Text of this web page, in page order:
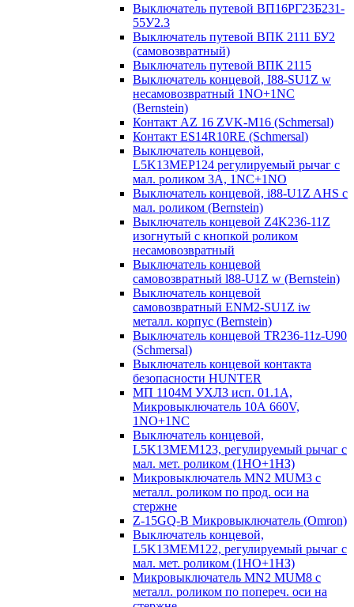
Выключатель путевой ВП16РГ23Б231-
55У2.3
Выключатель путевой ВПК 2111 БУ2
(самовозвратный)
Выключатель путевой ВПК 2115
Выключатель концевой, I88-SU1Z w
несамовозвратный 1NO+1NC
(Bernstein)
Контакт AZ 16 ZVK-M16 (Schmersal)
Контакт ES14R10RE (Schmersal)
Выключатель концевой,
L5K13MEP124 регулируемый рычаг с
мал. роликом 3А, 1NC+1NO
Выключатель концевой, i88-U1Z AHS с
мал. роликом (Bernstein)
Выключатель концевой Z4K236-11Z
изогнутый с кнопкой роликом
несамовозвратный
Выключатель концевой
самовозвратный l88-U1Z w (Bernstein)
Выключатель концевой
самовозвратный ENM2-SU1Z iw
металл. корпус (Bernstein)
Выключатель концевой TR236-11z-U90
(Schmersal)
Выключатель концевой контакта
безопасности HUNTER
МП 1104М УХЛ3 исп. 01.1А,
Микровыключатель 10А 660V,
1NO+1NC
Выключатель концевой,
L5K13MEM123, регулируемый рычаг с
мал. мет. роликом (1НО+1НЗ)
Микровыключатель MN2 MUM3 с
металл. роликом по прод. оси на
стержне
Z-15GQ-B Микровыключатель (Omron)
Выключатель концевой,
L5K13MEM122, регулируемый рычаг с
мал. мет. роликом (1НО+1НЗ)
Микровыключатель MN2 MUM8 с
металл. роликом по попереч. оси на